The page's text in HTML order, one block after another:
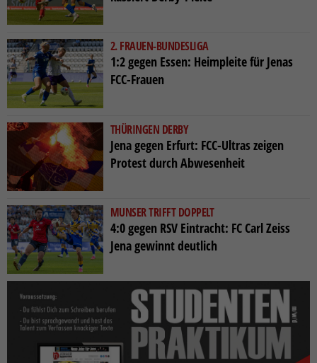
2. FRAUEN-BUNDESLIGA
1:2 gegen Essen: Heimpleite für Jenas
FCC-Frauen
THÜRINGEN DERBY
Jena gegen Erfurt: FCC-Ultras zeigen
Protest durch Abwesenheit
MUNSER TRIFFT DOPPELT
4:0 gegen RSV Eintracht: FC Carl Zeiss
Jena gewinnt deutlich